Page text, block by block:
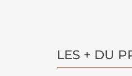
LES + DU